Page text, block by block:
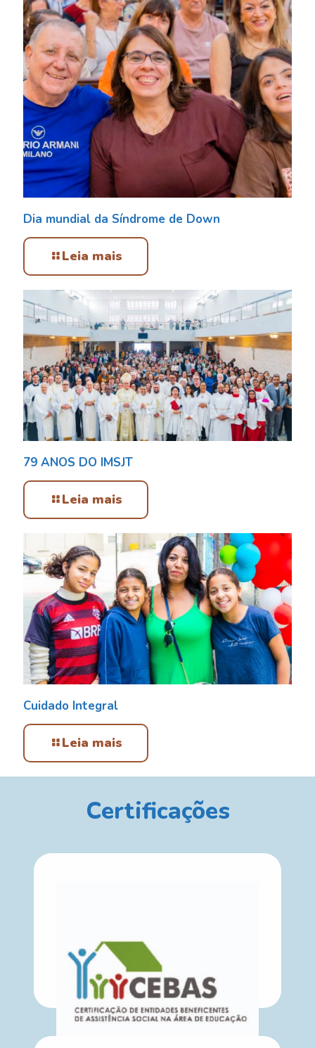
Dia mundial da Síndrome de Down
Leia mais
79 ANOS DO IMSJT
Leia mais
Cuidado Integral
Leia mais
Certificações